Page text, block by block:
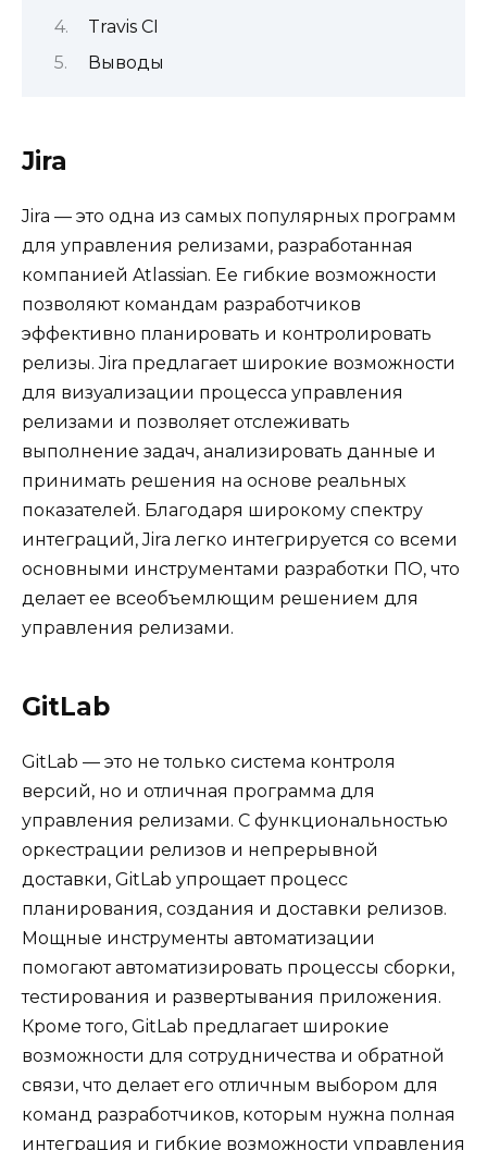
Travis CI
Выводы
Jira
Jira — это одна из самых популярных программ
для управления релизами, разработанная
компанией Atlassian. Ее гибкие возможности
позволяют командам разработчиков
эффективно планировать и контролировать
релизы. Jira предлагает широкие возможности
для визуализации процесса управления
релизами и позволяет отслеживать
выполнение задач, анализировать данные и
принимать решения на основе реальных
показателей. Благодаря широкому спектру
интеграций, Jira легко интегрируется со всеми
основными инструментами разработки ПО, что
делает ее всеобъемлющим решением для
управления релизами.
GitLab
GitLab — это не только система контроля
версий, но и отличная программа для
управления релизами. С функциональностью
оркестрации релизов и непрерывной
доставки, GitLab упрощает процесс
планирования, создания и доставки релизов.
Мощные инструменты автоматизации
помогают автоматизировать процессы сборки,
тестирования и развертывания приложения.
Кроме того, GitLab предлагает широкие
возможности для сотрудничества и обратной
связи, что делает его отличным выбором для
команд разработчиков, которым нужна полная
интеграция и гибкие возможности управления